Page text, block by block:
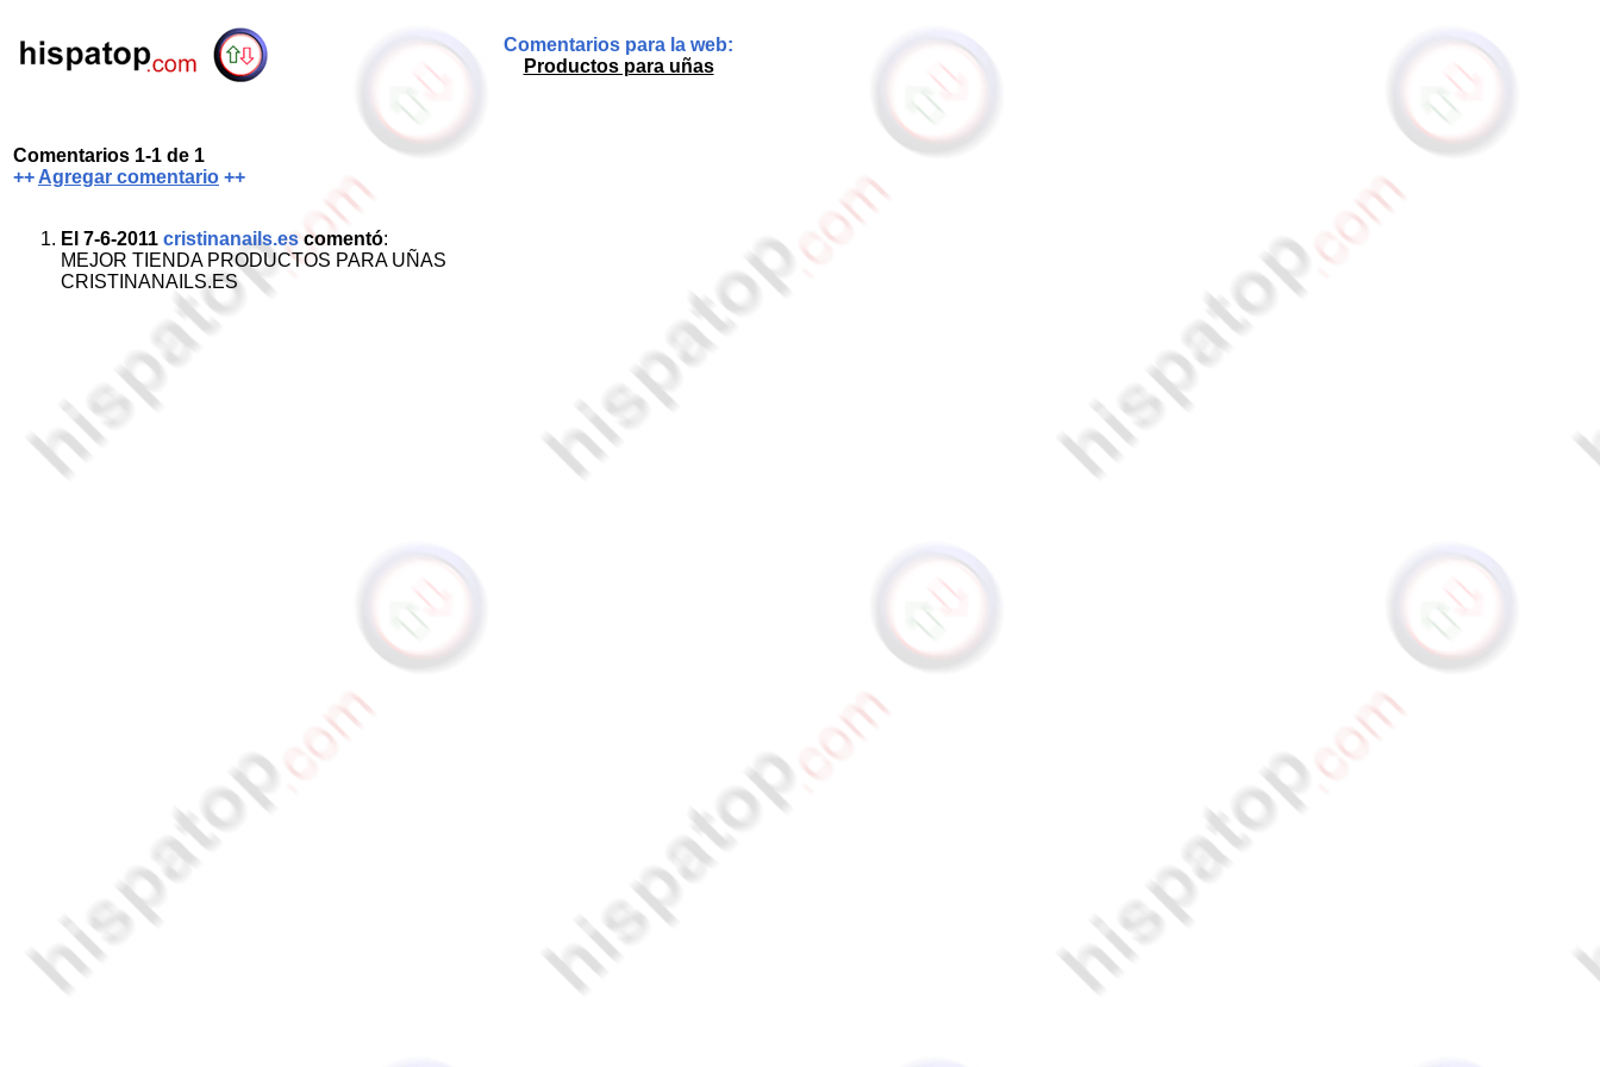
Comentarios para la web:
Productos para uñas
Comentarios 1-1 de 1
++ Agregar comentario ++
El 7-6-2011 cristinanails.es comentó:
MEJOR TIENDA PRODUCTOS PARA UÑAS
CRISTINANAILS.ES